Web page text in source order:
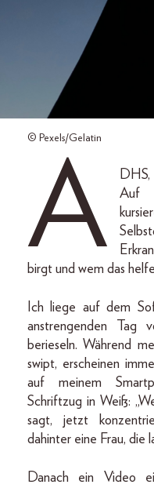
© Pexels/Gelatin
A
Auf
birgt und wem das
Ich liege auf dem
anstrengenden Tag
berieseln. Während
swipt, erscheinen
auf meinem
Schriftzug in Weiß:
sagt, jetzt
dahinter eine Frau, die
Danach ein Video